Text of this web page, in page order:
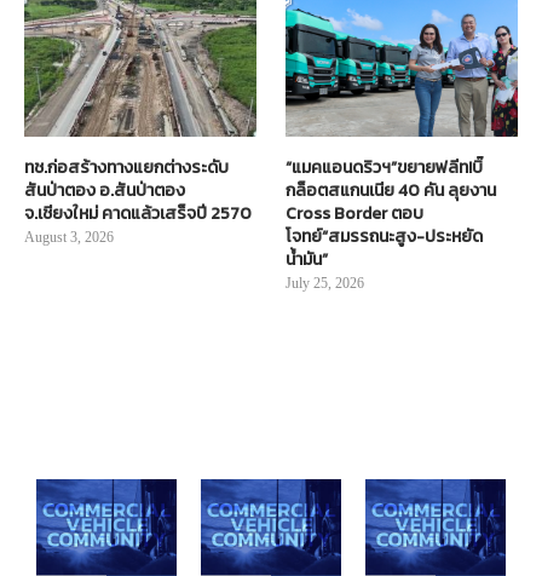
ทช.ก่อสร้างทางแยกต่างระดับ
สันป่าตอง อ.สันป่าตอง
จ.เชียงใหม่ คาดแล้วเสร็จปี 2570
August 3, 2026
“แมคแอนดริวฯ”ขยายฟลีท!บิ๊
กล็อตสแกนเนีย 40 คัน ลุยงาน
Cross Border ตอบ
โจทย์“สมรรถนะสูง-ประหยัด
น้ำมัน”
July 25, 2026